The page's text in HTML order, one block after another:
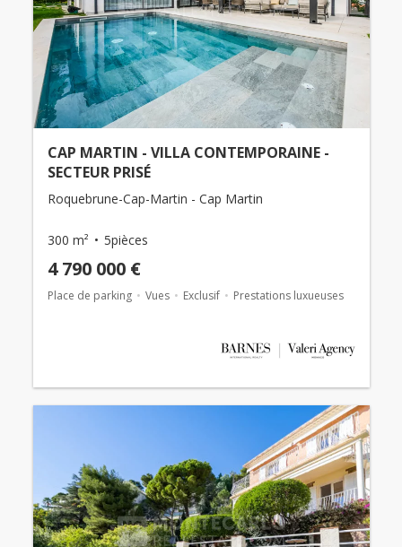
CAP MARTIN - VILLA CONTEMPORAINE -
SECTEUR PRISÉ
Roquebrune-Cap-Martin - Cap Martin
300 m² 5pièces
4 790 000 €
Place de parking Vues Exclusif Prestations luxueuses